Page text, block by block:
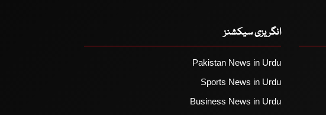
انگریزی سیکشنز
Pakistan News in Urdu
Sports News in Urdu
Business News in Urdu